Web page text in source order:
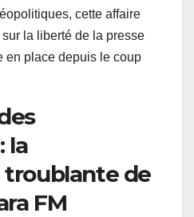
cette affaire
la liberté de la presse
en place depuis le coup
la
de
FM